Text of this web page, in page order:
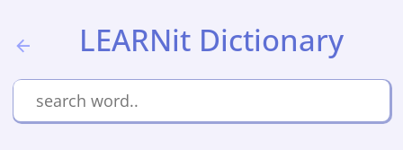
LEARNit Dictionary